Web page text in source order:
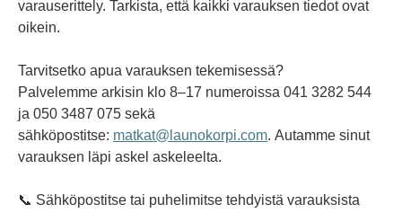
varauserittely. Tarkista, että kaikki varauksen tiedot ovat
oikein.
Tarvitsetko apua varauksen tekemisessä?
Palvelemme arkisin klo 8–17 numeroissa 041 3282 544
ja 050 3487 075 sekä
sähköpostitse: matkat@launokorpi.com. Autamme sinut
varauksen läpi askel askeleelta.
📞 Sähköpostitse tai puhelimitse tehdyistä varauksista